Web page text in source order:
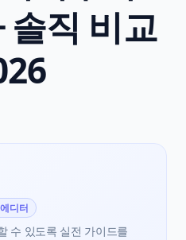
솔직 비교
디터
수 있도록 실전 가이드를